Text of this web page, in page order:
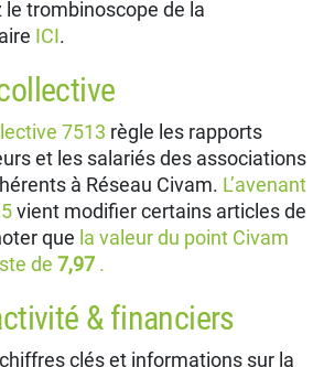
le trombinoscope de la
ICI.
7513 règle les rapports
et les salariés des associations
à Réseau Civam. L’avenant
vient modifier certains articles de
que la valeur du point Civam
de 7,97 .
& financiers
clés et informations sur la